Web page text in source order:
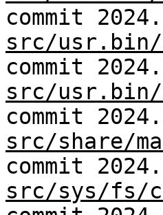
commit
src/
commit
src/
commit
src/share/
commit
src/sys/fs/